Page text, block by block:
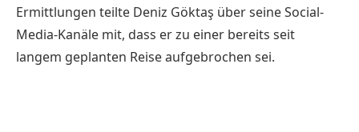
Ermittlungen teilte Deniz Göktaş über seine Social-
Media-Kanäle mit, dass er zu einer bereits seit
langem geplanten Reise aufgebrochen sei.